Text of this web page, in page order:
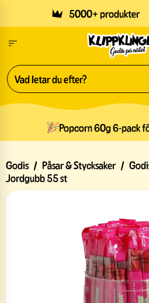
5000+ produkter
Popcorn 60g 6-pack
Godis / Påsar & Stycksaker /
Jordgubb 55 st